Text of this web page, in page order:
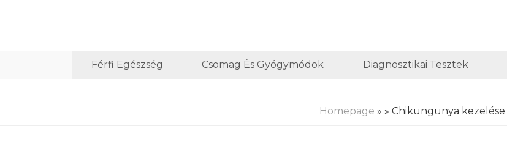
Férfi Egészség Csomag És Gyógymódok Diagnosztikai Tesztek
Homepage » » Chikungunya kezelése